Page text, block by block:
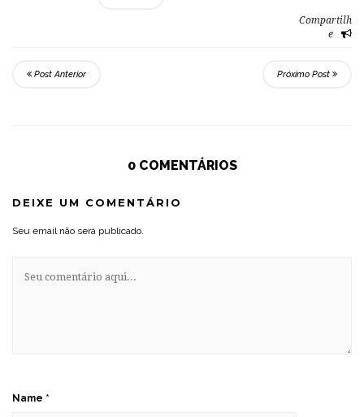
Compartilh
e
Post Anterior Próximo Post
0 COMENTÁRIOS
DEIXE UM COMENTÁRIO
Seu email não será publicado.
Name *